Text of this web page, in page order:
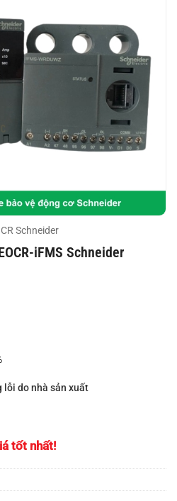
Schneider
iFMS Schneider
lỗi do nhà sản xuất
tốt nhất!